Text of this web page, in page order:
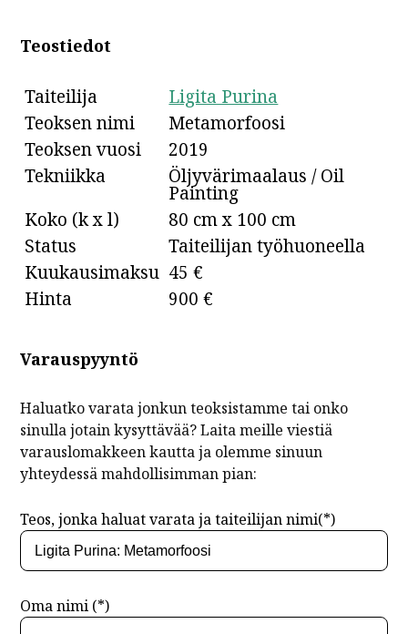
Teostiedot
Taiteilija
Ligita Purina
Teoksen nimi
Metamorfoosi
Teoksen vuosi
2019
Tekniikka
Öljyvärimaalaus / Oil
Painting
Koko (k x l)
80 cm x 100 cm
Status
Taiteilijan työhuoneella
Kuukausimaksu 45 €
Hinta
900 €
Varauspyyntö
Haluatko varata jonkun teoksistamme tai onko
sinulla jotain kysyttävää? Laita meille viestiä
varauslomakkeen kautta ja olemme sinuun
yhteydessä mahdollisimman pian:
Teos, jonka haluat varata ja taiteilijan nimi(*)
Oma nimi (*)